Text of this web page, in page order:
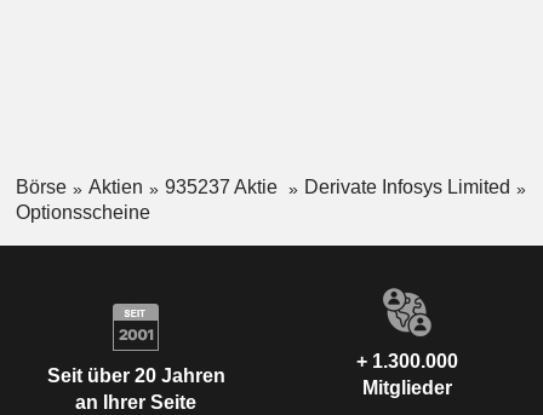
Börse Aktien 935237 Aktie
Derivate Infosys Limited
Optionsscheine
Seit über 20 Jahren
an Ihrer Seite
+ 1.300.000
Mitglieder